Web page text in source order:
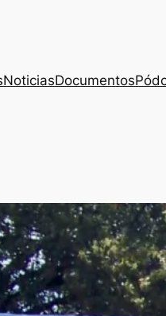
NoticiasDocumentos